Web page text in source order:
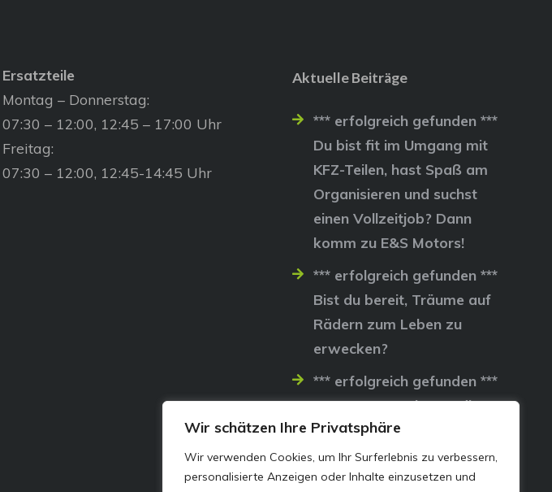
Wir schätzen Ihre Privatsphäre
Wir verwenden Cookies, um Ihr Surferlebnis zu verbessern,
personalisierte Anzeigen oder Inhalte einzusetzen und
Ersatzteile
Montag – Donnerstag:
07:30 – 12:00, 12:45 – 17:00 Uhr
Freitag:
07:30 – 12:00, 12:45-14:45 Uhr
Aktuelle Beiträge
*** erfolgreich gefunden ***
Du bist fit im Umgang mit
KFZ-Teilen, hast Spaß am
Organisieren und suchst
einen Vollzeitjob? Dann
komm zu E&S Motors!
*** erfolgreich gefunden ***
Bist du bereit, Träume auf
Rädern zum Leben zu
erwecken?
*** erfolgreich gefunden ***
Lass uns gemeinsam die
Straßen erobern…